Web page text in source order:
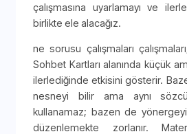
çalışmasına uyarlamayı ve
birlikte ele alacağız.
ne sorusu çalışmaları
Sohbet Kartları alanında küçük
ilerlediğinde etkisini gösterir.
nesneyi bilir ama aynı
kullanamaz; bazen de
düzenlemekte zorlanır.